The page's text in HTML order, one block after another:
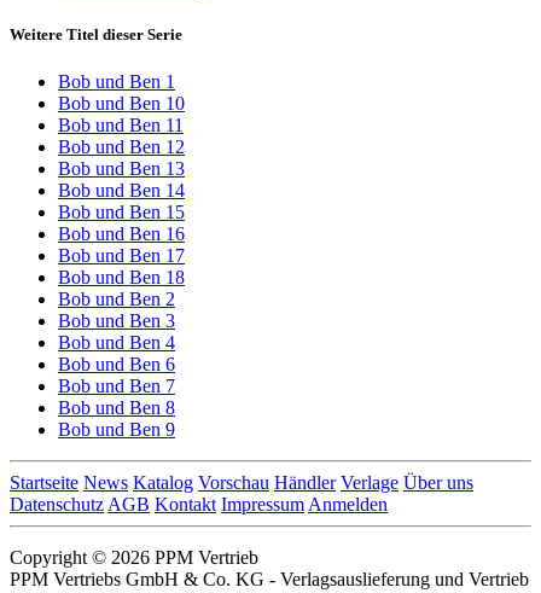
Weitere Titel dieser Serie
Bob und Ben 1
Bob und Ben 10
Bob und Ben 11
Bob und Ben 12
Bob und Ben 13
Bob und Ben 14
Bob und Ben 15
Bob und Ben 16
Bob und Ben 17
Bob und Ben 18
Bob und Ben 2
Bob und Ben 3
Bob und Ben 4
Bob und Ben 6
Bob und Ben 7
Bob und Ben 8
Bob und Ben 9
Startseite News Katalog Vorschau Händler Verlage Über uns
Datenschutz AGB Kontakt Impressum Anmelden
Copyright © 2026 PPM Vertrieb
PPM Vertriebs GmbH & Co. KG - Verlagsauslieferung und Vertrieb